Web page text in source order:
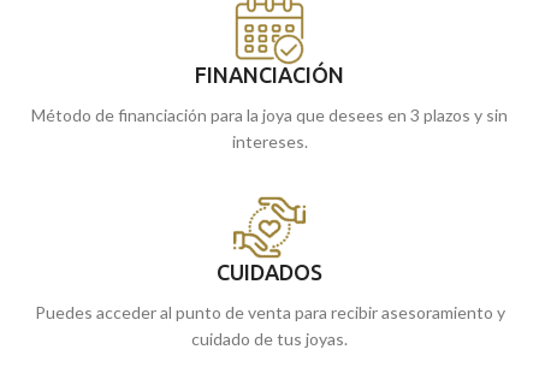
FINANCIACIÓN
Método de financiación para la joya que desees en 3 plazos y sin
intereses.
CUIDADOS
Puedes acceder al punto de venta para recibir asesoramiento y
cuidado de tus joyas.